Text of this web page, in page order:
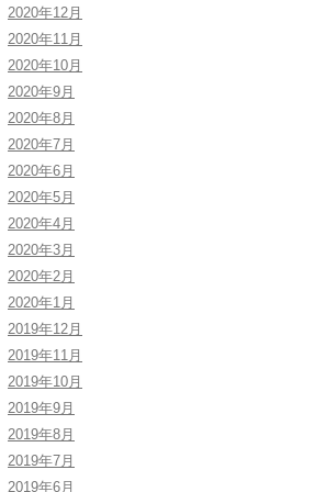
2020年12月
2020年11月
2020年10月
2020年9月
2020年8月
2020年7月
2020年6月
2020年5月
2020年4月
2020年3月
2020年2月
2020年1月
2019年12月
2019年11月
2019年10月
2019年9月
2019年8月
2019年7月
2019年6月